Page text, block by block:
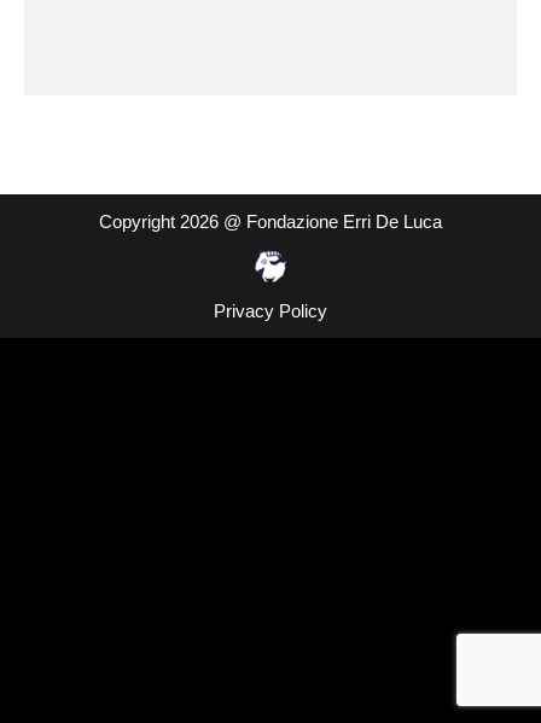
Copyright 2026 @ Fondazione Erri De Luca
Privacy Policy